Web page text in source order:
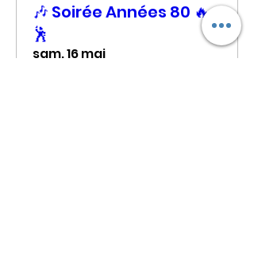
🎶 Soirée Années 80 🔥
🕺
sam. 16 mai